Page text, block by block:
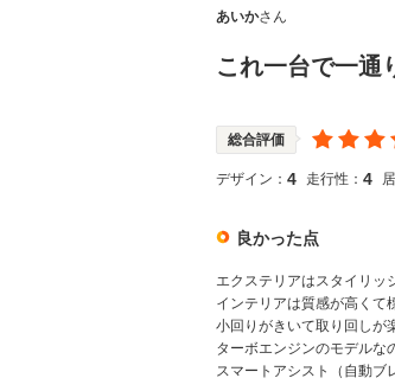
あいかさん
これ一台で一通
総合評価
デザイン： 4 走行性： 4
良かった点
エクステリアはスタイリッ
インテリアは質感が高くて
小回りがきいて取り回しが
ターボエンジンのモデルな
スマートアシスト（自動ブ